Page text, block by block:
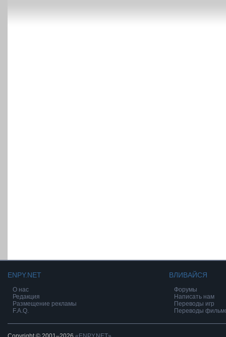
ENPY.NET
О нас
Редакция
Размещение рекламы
F.A.Q.
ВЛИВАЙСЯ
Форумы
Написать нам
Переводы игр
Переводы